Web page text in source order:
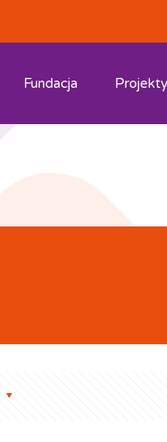
Fundacja Projekty